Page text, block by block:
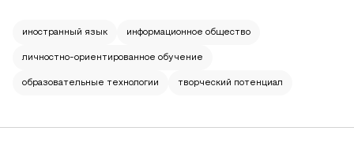
иностранный язык информационное общество
личностно-ориентированное обучение
образовательные технологии творческий потенциал